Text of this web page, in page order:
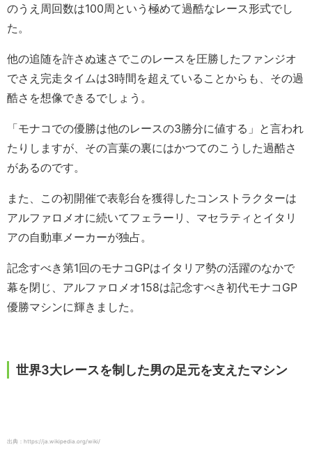
のうえ周回数は100周という極めて過酷なレース形式でし
た。
他の追随を許さぬ速さでこのレースを圧勝したファンジオ
でさえ完走タイムは3時間を超えていることからも、その過
酷さを想像できるでしょう。
「モナコでの優勝は他のレースの3勝分に値する」と言われ
たりしますが、その言葉の裏にはかつてのこうした過酷さ
があるのです。
また、この初開催で表彰台を獲得したコンストラクターは
アルファロメオに続いてフェラーリ、マセラティとイタリ
アの自動車メーカーが独占。
記念すべき第1回のモナコGPはイタリア勢の活躍のなかで
幕を閉じ、アルファロメオ158は記念すべき初代モナコGP
優勝マシンに輝きました。
世界3大レースを制した男の足元を支えたマシン
出典：https://ja.wikipedia.org/wiki/